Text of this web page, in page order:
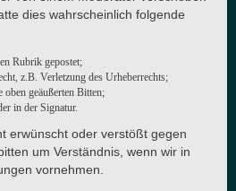
dies wahrscheinlich folgende
Rubrik gepostet;
z.B. Verletzung des Urheberrechts;
oben geäußerten Bitten;
in der Signatur.
erwünscht oder verstößt gegen
um Verständnis, wenn wir in
vornehmen.